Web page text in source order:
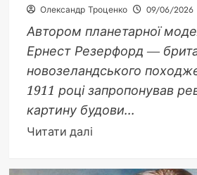
Олександр Троценко 09/06/2026
Автором планетарної
Ернест Резерфорд —
новозеландського
1911 році запропонував
картину будови...
Читати даліДокладніше
Автором